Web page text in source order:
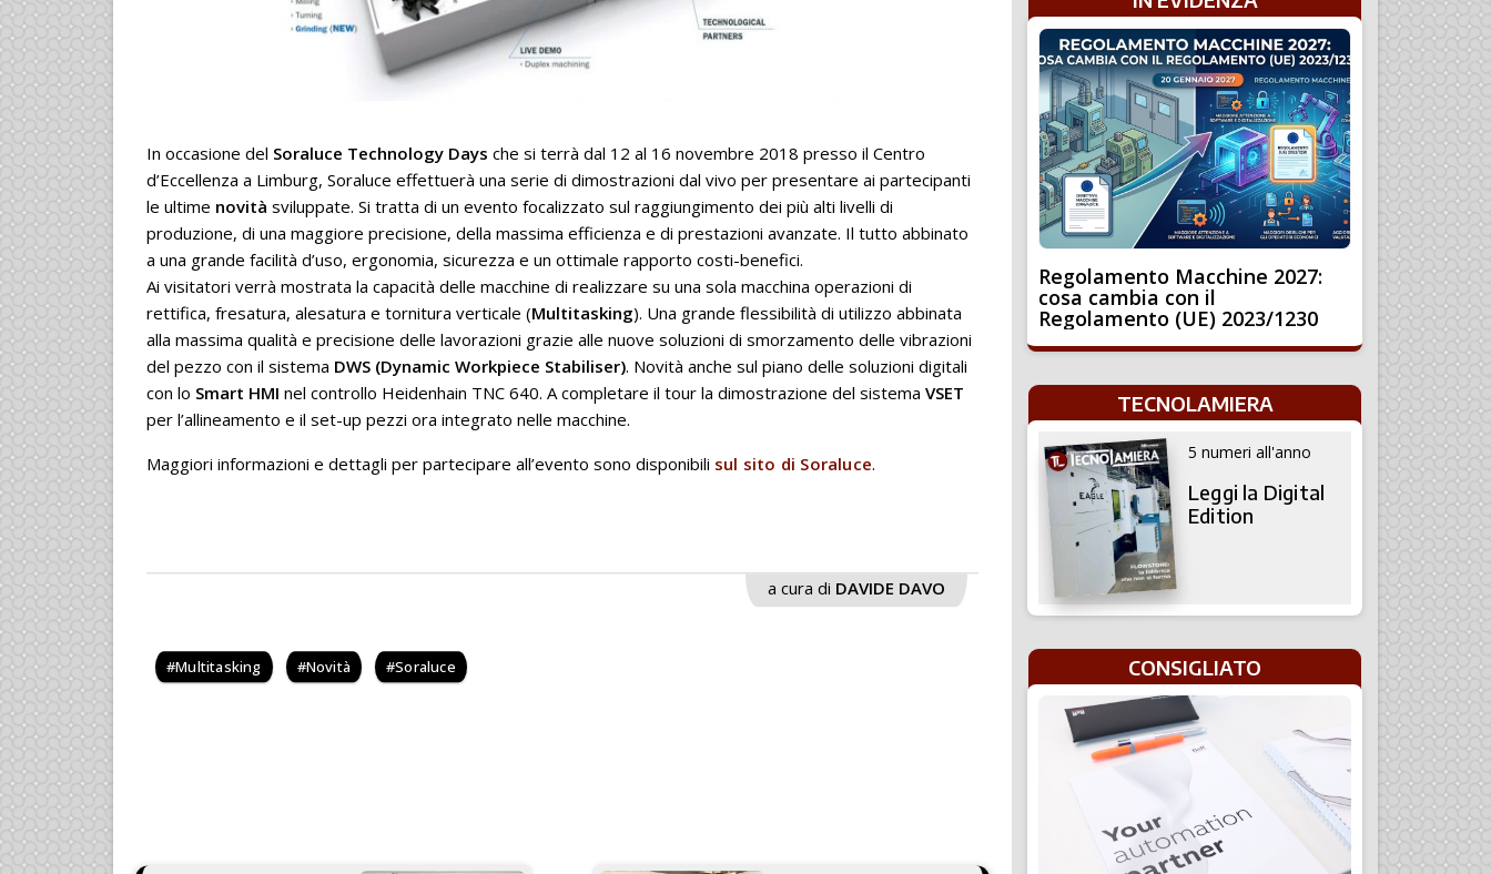
In occasione del Soraluce Technology Days che si terrà dal 12 al 16 novembre 2018 presso il Centro
d’Eccellenza a Limburg, Soraluce effettuerà una serie di dimostrazioni dal vivo per presentare ai partecipanti
le ultime novità sviluppate. Si tratta di un evento focalizzato sul raggiungimento dei più alti livelli di
produzione, di una maggiore precisione, della massima efficienza e di prestazioni avanzate. Il tutto abbinato
a una grande facilità d’uso, ergonomia, sicurezza e un ottimale rapporto costi-benefici.
Ai visitatori verrà mostrata la capacità delle macchine di realizzare su una sola macchina operazioni di
rettifica, fresatura, alesatura e tornitura verticale (Multitasking). Una grande flessibilità di utilizzo abbinata
alla massima qualità e precisione delle lavorazioni grazie alle nuove soluzioni di smorzamento delle vibrazioni
del pezzo con il sistema DWS (Dynamic Workpiece Stabiliser). Novità anche sul piano delle soluzioni digitali
con lo Smart HMI nel controllo Heidenhain TNC 640. A completare il tour la dimostrazione del sistema VSET
per l’allineamento e il set-up pezzi ora integrato nelle macchine.
Maggiori informazioni e dettagli per partecipare all’evento sono disponibili sul sito di Soraluce.
a cura di DAVIDE DAVO
Multitasking Novità Soraluce
Regolamento Macchine 2027:
cosa cambia con il
Regolamento (UE) 2023/1230
TECNOLAMIERA
5 numeri all'anno
Leggi la Digital
Edition
CONSIGLIATO